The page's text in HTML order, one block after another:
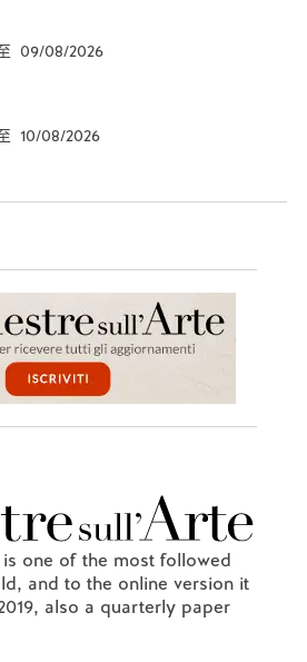
09/08/2026
10/08/2026
one of the most followed
and to the online version it
also a quarterly paper